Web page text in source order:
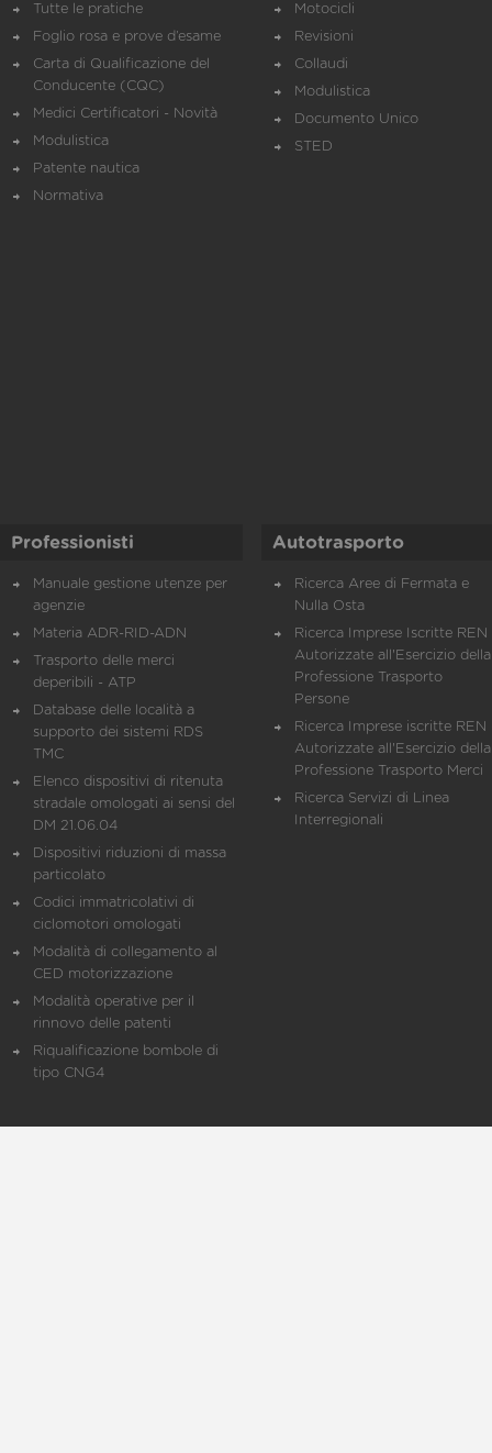
Tutte le pratiche
Foglio rosa e prove d’esame
Carta di Qualificazione del
Conducente (CQC)
Medici Certificatori - Novità
Modulistica
Patente nautica
Normativa
Motocicli
Revisioni
Collaudi
Modulistica
Documento Unico
STED
Professionisti
Manuale gestione utenze per
agenzie
Materia ADR-RID-ADN
Trasporto delle merci
deperibili - ATP
Database delle località a
supporto dei sistemi RDS
TMC
Elenco dispositivi di ritenuta
stradale omologati ai sensi del
DM 21.06.04
Dispositivi riduzioni di massa
particolato
Codici immatricolativi di
ciclomotori omologati
Modalità di collegamento al
CED motorizzazione
Modalità operative per il
rinnovo delle patenti
Riqualificazione bombole di
tipo CNG4
Autotrasporto
Ricerca Aree di Fermata e
Nulla Osta
Ricerca Imprese Iscritte REN
Autorizzate all'Esercizio della
Professione Trasporto
Persone
Ricerca Imprese iscritte REN
Autorizzate all'Esercizio della
Professione Trasporto Merci
Ricerca Servizi di Linea
Interregionali